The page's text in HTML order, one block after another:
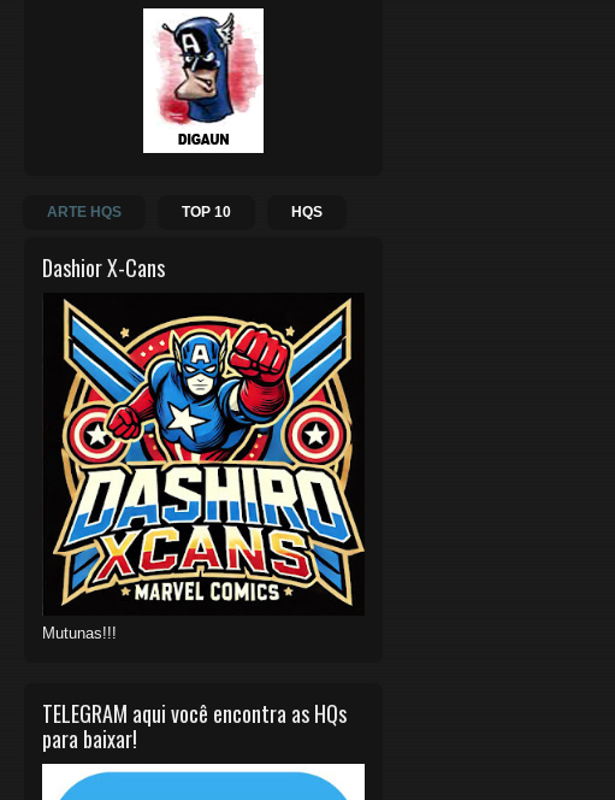
ARTE HQS TOP 10 HQS
Dashior X-Cans
Mutunas!!!
TELEGRAM aqui você encontra as HQs
para baixar!